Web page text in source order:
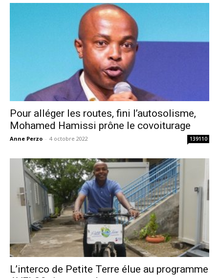
Pour alléger les routes, fini l’autosolisme,
Mohamed Hamissi prône le covoiturage
Anne Perzo - 4 octobre 2022 139110
L’interco de Petite Terre élue au programme